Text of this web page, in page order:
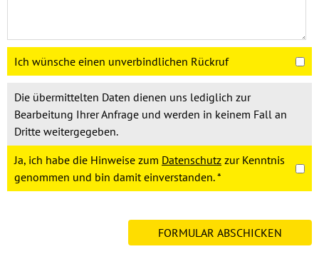
Ich wünsche einen unverbindlichen Rückruf
Die übermittelten Daten dienen uns lediglich zur
Bearbeitung Ihrer Anfrage und werden in keinem Fall an
Dritte weitergegeben.
Ja, ich habe die Hinweise zum Datenschutz zur Kenntnis
genommen und bin damit einverstanden. *